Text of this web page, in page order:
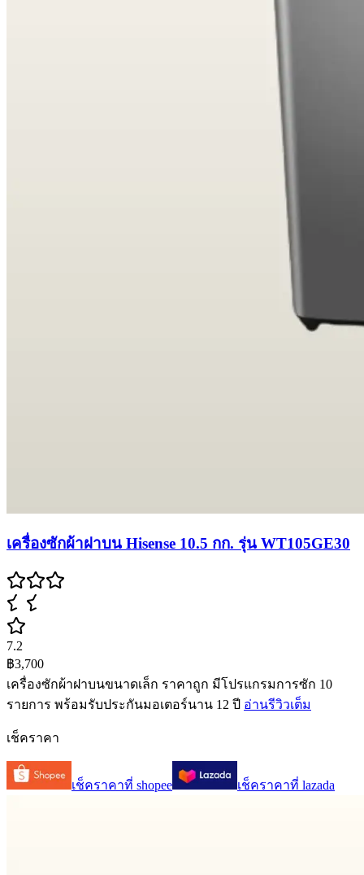
เครื่องซักผ้าฝาบน Hisense 10.5 กก. รุ่น WT105GE30
7.2
฿3,700
เครื่องซักผ้าฝาบนขนาดเล็ก ราคาถูก มีโปรแกรมการซัก 10
รายการ พร้อมรับประกันมอเตอร์นาน 12 ปี อ่านรีวิวเต็ม
เช็คราคา
เช็คราคาที่ shopee เช็คราคาที่ lazada